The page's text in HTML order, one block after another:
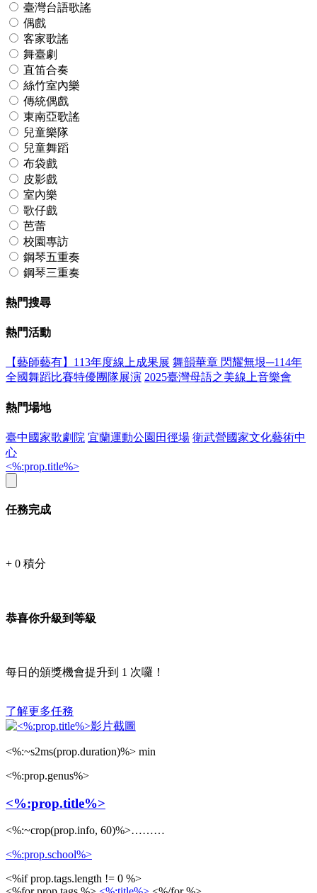
臺灣台語歌謠
偶戲
客家歌謠
舞臺劇
直笛合奏
絲竹室內樂
傳統偶戲
東南亞歌謠
兒童樂隊
兒童舞蹈
布袋戲
皮影戲
室內樂
歌仔戲
芭蕾
校園專訪
鋼琴五重奏
鋼琴三重奏
熱門搜尋
熱門活動
【藝師藝有】113年度線上成果展 舞韻華章 閃耀無垠─114年
全國舞蹈比賽特優團隊展演 2025臺灣母語之美線上音樂會
熱門場地
臺中國家歌劇院 宜蘭運動公園田徑場 衛武營國家文化藝術中
心
<%:prop.title%>
任務完成
+ 0 積分
恭喜你升級到等級
每日的頒獎機會提升到 1 次囉！
了解更多任務
<%:~s2ms(prop.duration)%> min
<%:prop.genus%>
<%:prop.title%>
<%:~crop(prop.info, 60)%>………
<%:prop.school%>
<%if prop.tags.length != 0 %>